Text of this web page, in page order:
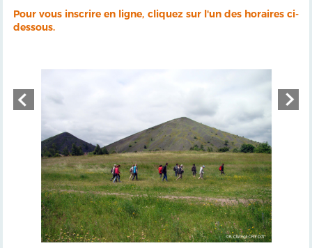
Pour vous inscrire en ligne, cliquez sur l'un des horaires ci-
dessous.